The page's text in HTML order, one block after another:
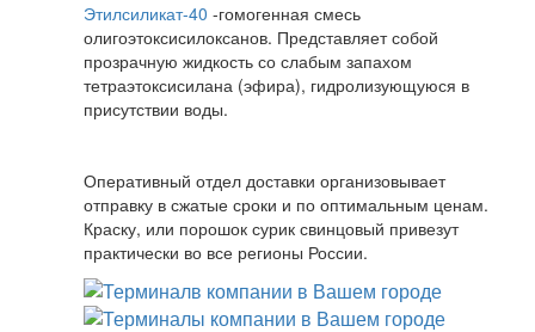
Этилсиликат-40 -гомогенная смесь
олигоэтоксисилоксанов. Представляет собой
прозрачную жидкость со слабым запахом
тетраэтоксисилана (эфира), гидролизующуюся в
присутствии воды.
Оперативный отдел доставки организовывает
отправку в сжатые сроки и по оптимальным ценам.
Краску, или порошок сурик свинцовый привезут
практически во все регионы России.